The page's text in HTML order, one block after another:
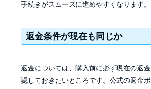
手続きがスムーズに進めやすくなります。
返金条件が現在も同じか
返金については、購入前に必ず現在の返
認しておきたいところです。公式の返金ポ